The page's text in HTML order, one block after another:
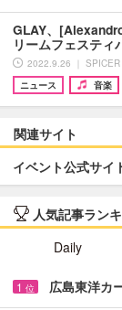
GLAY、
リームフェステ
2022.9.26 ｜ SPICER
ニュース
音楽
関連サイト
イベント公式サイ
人気記事ラン
Daily
1 位 広島東洋カ